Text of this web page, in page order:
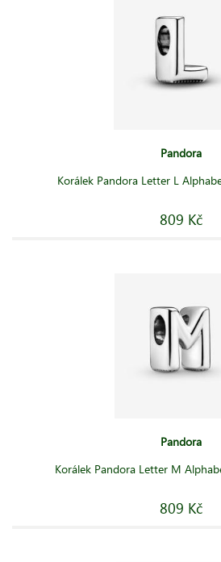
Pandora
Korálek Pandora Letter L
809 Kč
Pandora
Korálek Pandora Letter M
809 Kč